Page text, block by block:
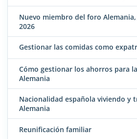
Nuevo miembro del foro
2026
Gestionar las comidas como
Cómo gestionar los ahorros para
Alemania
Nacionalidad española viviendo y
Alemania
Reunificación familiar